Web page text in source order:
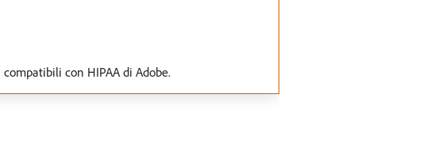
con HIPAA di Adobe.